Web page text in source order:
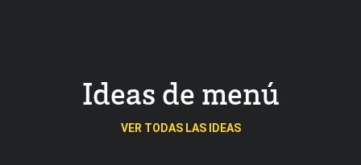
Ideas de menú
VER TODAS LAS IDEAS